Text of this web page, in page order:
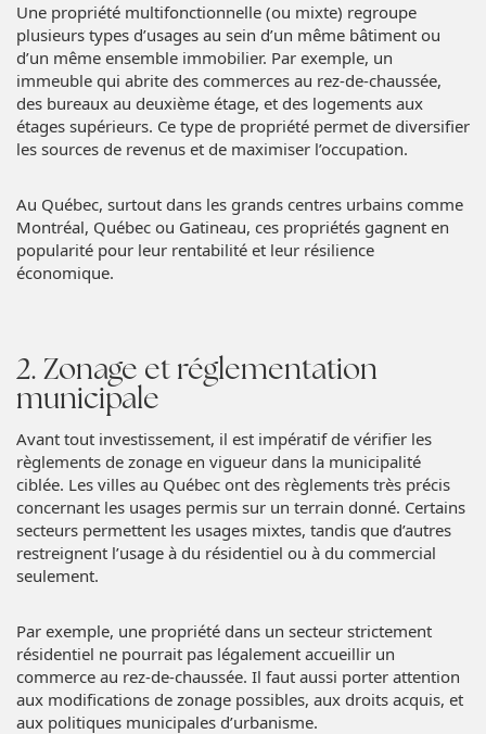
Une propriété multifonctionnelle (ou mixte) regroupe
plusieurs types d’usages au sein d’un même bâtiment ou
d’un même ensemble immobilier. Par exemple, un
immeuble qui abrite des commerces au rez-de-chaussée,
des bureaux au deuxième étage, et des logements aux
étages supérieurs. Ce type de propriété permet de diversifier
les sources de revenus et de maximiser l’occupation.
Au Québec, surtout dans les grands centres urbains comme
Montréal, Québec ou Gatineau, ces propriétés gagnent en
popularité pour leur rentabilité et leur résilience
économique.
2. Zonage et réglementation
municipale
Avant tout investissement, il est impératif de vérifier les
règlements de zonage en vigueur dans la municipalité
ciblée. Les villes au Québec ont des règlements très précis
concernant les usages permis sur un terrain donné. Certains
secteurs permettent les usages mixtes, tandis que d’autres
restreignent l’usage à du résidentiel ou à du commercial
seulement.
Par exemple, une propriété dans un secteur strictement
résidentiel ne pourrait pas légalement accueillir un
commerce au rez-de-chaussée. Il faut aussi porter attention
aux modifications de zonage possibles, aux droits acquis, et
aux politiques municipales d’urbanisme.